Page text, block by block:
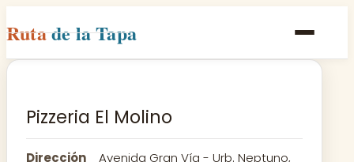
Rutade la Tapa
Inicio
Rutas
Pizzeria El Molino
Dirección
Avenida Gran Vía - Urb. Neptuno,